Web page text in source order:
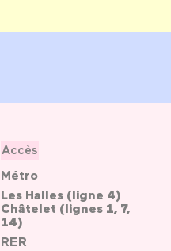
Accès
Métro
Les Halles (ligne 4)
Châtelet (lignes 1, 7,
14)
RER